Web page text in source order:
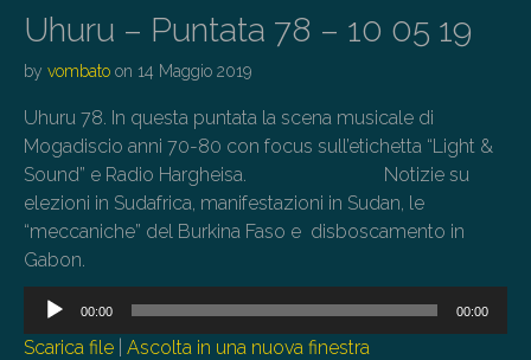
Uhuru – Puntata 78 – 10 05 19
by vombato on 14 Maggio 2019
Uhuru 78. In questa puntata la scena musicale di
Mogadiscio anni 70-80 con focus sull’etichetta “Light &
Sound” e Radio Hargheisa. Notizie su
elezioni in Sudafrica, manifestazioni in Sudan, le
“meccaniche” del Burkina Faso e disboscamento in
Gabon.
Audio
00:00 00:00
Scarica file Ascolta in una nuova finestra